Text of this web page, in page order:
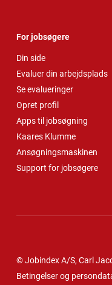
For jobsøgere
Din side
Evaluer din arbejdsplads
Se evalueringer
Opret profil
Apps til jobsøgning
Kaares Klumme
Ansøgningsmaskinen
Support for jobsøgere
© Jobindex A/S, Carl
Betingelser og